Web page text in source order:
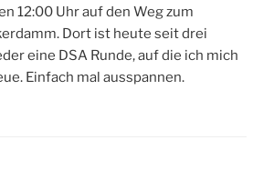
12:00 Uhr auf den Weg zum
Dort ist heute seit drei
eine DSA Runde, auf die ich mich
Einfach mal ausspannen.